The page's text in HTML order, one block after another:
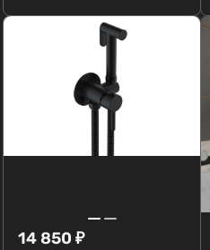
14 850 ₽